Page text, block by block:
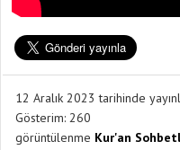
12 Aralık 2023 tarihinde
Gösterim: 260
görüntülenme Kur'an